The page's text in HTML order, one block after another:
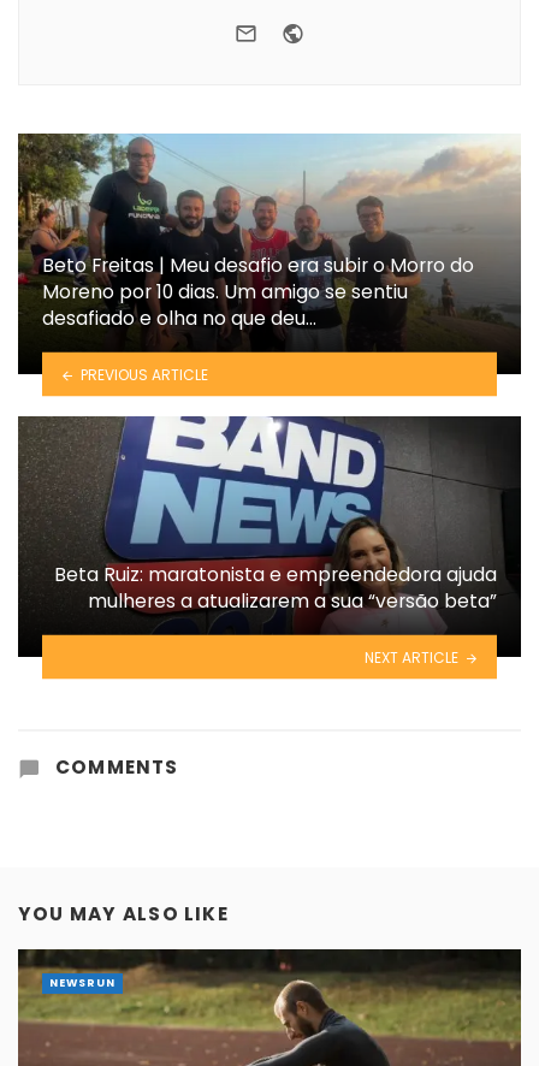
e-mail
Beto Freitas | Meu desafio era subir o Morro do
Moreno por 10 dias. Um amigo se sentiu
desafiado e olha no que deu…
PREVIOUS ARTICLE
Beta Ruiz: maratonista e empreendedora ajuda
mulheres a atualizarem a sua “versão beta”
NEXT ARTICLE
COMMENTS
YOU MAY ALSO LIKE
NEWSRUN